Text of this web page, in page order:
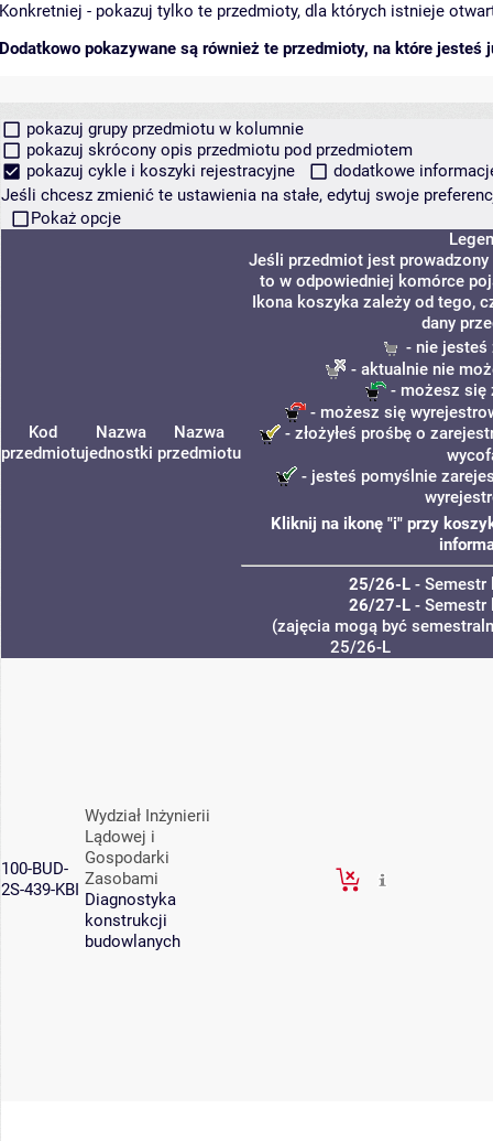
Konkretniej - pokazuj tylko te przedmioty, dla których istnieje
Dodatkowo pokazywane są również te przedmioty, na które jesteś
pokazuj grupy przedmiotu w kolumnie
pokazuj skrócony opis przedmiotu pod przedmiotem
pokazuj cykle i koszyki rejestracyjne
dodatkowe
Jeśli chcesz zmienić te ustawienia na stałe, edytuj swoje
Pokaż opcje
Kod
przedmiotu
Nazwa
jednostki
Nazwa
przedmiotu
Jeśli przedmiot jest prowadzony
to w odpowiedniej komórce
Ikona koszyka zależy od tego,
dany
- nie jesteś
- aktualnie nie
- możesz się
- możesz się
- złożyłeś prośbę o
- jesteś pomyślnie
Kliknij na ikonę "i" przy
25/26-L- Semestr
26/27-L- Semestr
(zajęcia mogą być
25/26-L
100-BUD-
2S-439-KBI
Wydział Inżynierii
Lądowej i
Gospodarki
Zasobami
Diagnostyka
konstrukcji
budowlanych